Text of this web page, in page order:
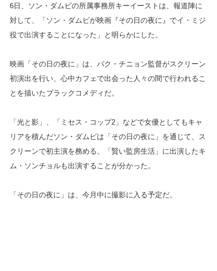
6日、ソン・ダムビの所属事務所キーイーストは、報道陣に
対して、「ソン・ダムビが映画『その日の夜に』でイ・ミジ
役で出演することになった」と明らかにした。
映画「その日の夜に」は、パク・チニョン監督がスクリーン
初演出を行い、心中カフェで出会った人々の間で行われるこ
とを描いたブラックコメディだ。
「光と影」、「ミセス・コップ2」などで女優としてもキャ
リアを積んだソン・ダムビは「その日の夜に」を通じて、ス
クリーンで初主演を務める。「賢い監房生活」に出演したキ
ム・ソンチョルも出演することが分かった。
「その日の夜に」は、今月中に撮影に入る予定だ。